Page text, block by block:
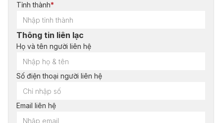
Tỉnh thành*
Thông tin liên lạc
Họ và tên người liên hệ
Số điện thoại người liên hệ
Email liên hệ